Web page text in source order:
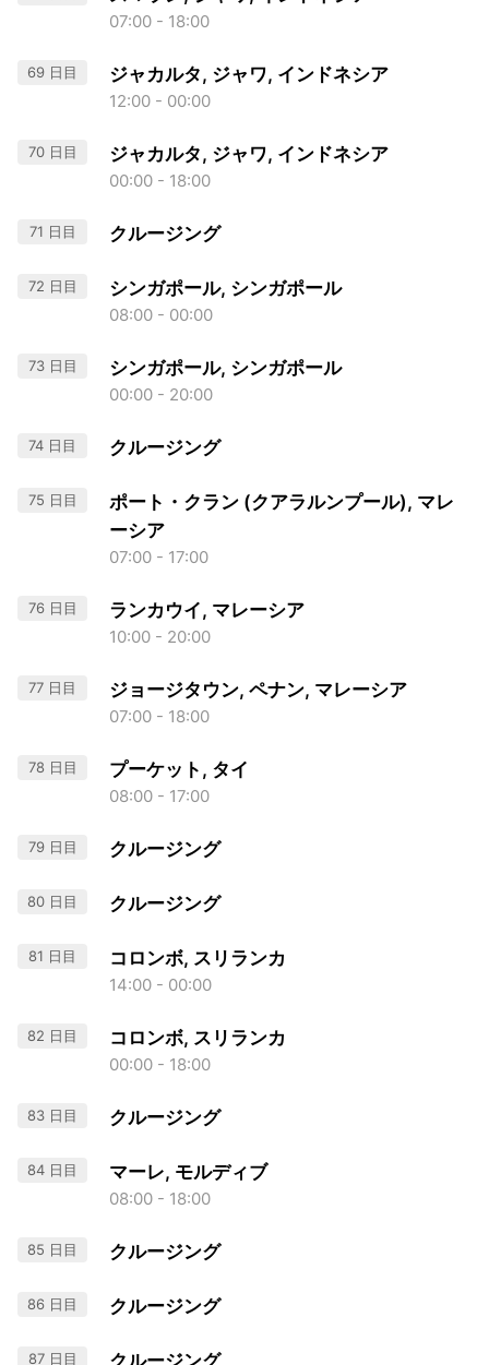
07:00 - 18:00
69 日目 ジャカルタ, ジャワ, インドネシア
12:00 - 00:00
70 日目 ジャカルタ, ジャワ, インドネシア
00:00 - 18:00
71 日目 クルージング
72 日目 シンガポール, シンガポール
08:00 - 00:00
73 日目 シンガポール, シンガポール
00:00 - 20:00
74 日目 クルージング
75 日目
ポート・クラン (クアラルンプール), マレ
ーシア
07:00 - 17:00
76 日目 ランカウイ, マレーシア
10:00 - 20:00
77 日目 ジョージタウン, ペナン, マレーシア
07:00 - 18:00
78 日目 プーケット, タイ
08:00 - 17:00
79 日目 クルージング
80 日目 クルージング
81 日目 コロンボ, スリランカ
14:00 - 00:00
82 日目 コロンボ, スリランカ
00:00 - 18:00
83 日目 クルージング
84 日目 マーレ, モルディブ
08:00 - 18:00
85 日目 クルージング
86 日目 クルージング
87 日目 クルージング